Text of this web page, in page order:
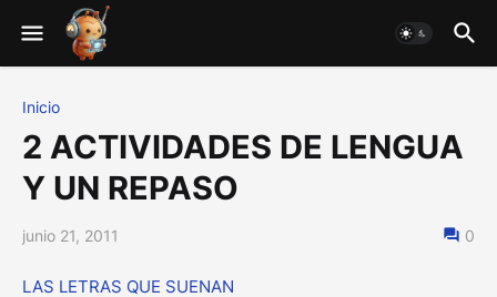
Inicio
2 ACTIVIDADES DE LENGUA
Y UN REPASO
junio 21, 2011 0
LAS LETRAS QUE SUENAN